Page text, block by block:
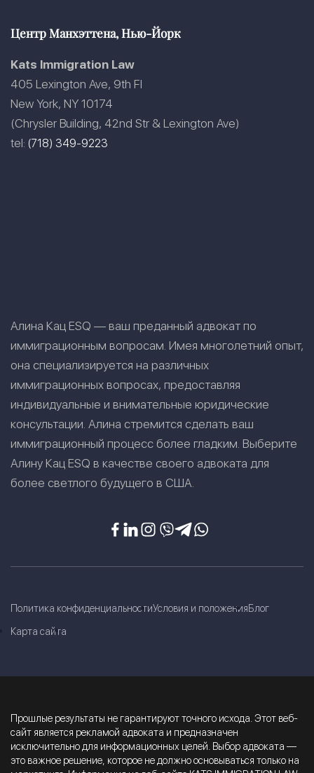
Центр Манхэттена, Нью-Йорк
Kats Immigration Law
405 Lexington Ave, 9th Fl
New York, NY 10174
(Chrysler Building, 42nd Str & Lexington Ave)
tel: (718) 349-9223
Алина Кац ESQ — ваш преданный адвокат по
иммиграционным вопросам. Имея многолетний опыт,
она специализируется на различных
иммиграционных вопросах, предоставляя
индивидуальные и внимательные юридические
консультации. Алина стремится сделать ваш
иммиграционный процесс более гладким. Выберите
Алину Кац ESQ в качестве своего адвоката для
более светлого будущего в США.
Политика конфиденциальностиУсловия и положенияБлог
Карта сайта
Прошлые результаты не гарантируют точного исхода. Этот веб-
сайт является рекламой адвоката и предназначен
исключительно для информационных целей. Выбор адвоката —
это важное решение, которое не должно основываться только на